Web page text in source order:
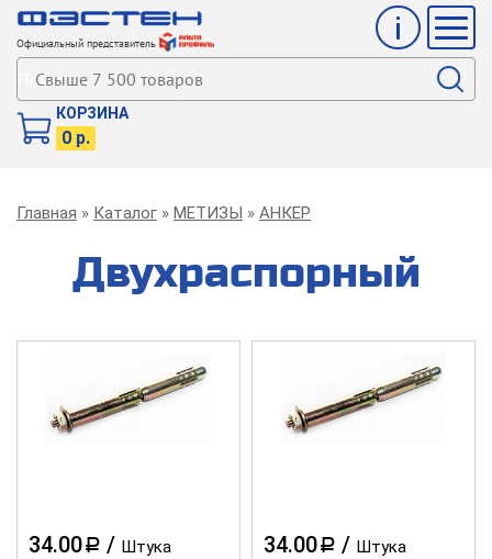
Официальный представитель
Инфо
Поиск
КОРЗИНА
0 р.
Строка
Главная Каталог МЕТИЗЫ АНКЕР
Двухраспорный
34.00 a / Штука
34.00 a / Штука